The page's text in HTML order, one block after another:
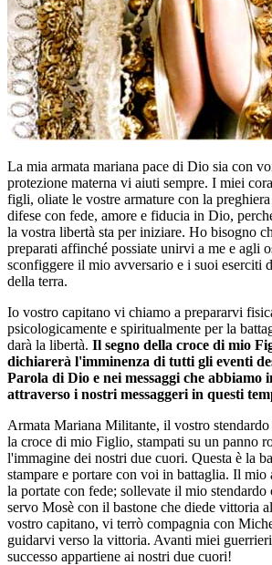
La mia armata mariana pace di Dio sia con
protezione materna vi aiuti sempre. I miei
figli, oliate le vostre armature con la
difese con fede, amore e fiducia in Dio,
la vostra libertà sta per iniziare. Ho bisogno
preparati affinché possiate unirvi a me e agli
sconfiggere il mio avversario e i suoi eserciti
della terra.
Io vostro capitano vi chiamo a prepararvi
psicologicamente e spiritualmente per la
darà la libertà. Il segno della croce di mio
dichiarerà l'imminenza di tutti gli eventi
Parola di Dio e nei messaggi che abbiamo
attraverso i nostri messaggeri in questi
Armata Mariana Militante, il vostro
la croce di mio Figlio, stampati su un panno
l'immagine dei nostri due cuori. Questa è la
stampare e portare con voi in battaglia. Il mio
la portate con fede; sollevate il mio stendardo
servo Mosè con il bastone che diede vittoria
vostro capitano, vi terrò compagnia con
guidarvi verso la vittoria. Avanti miei
successo appartiene ai nostri due cuori!